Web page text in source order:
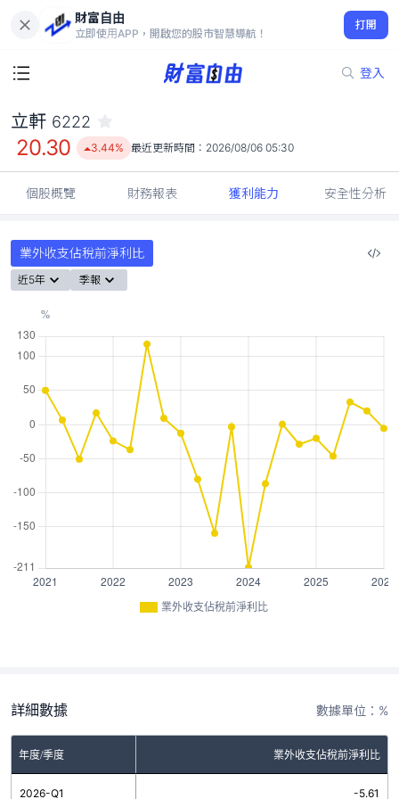
財富自由
立即使用APP，開啟您的股市智慧導航！
打開
登入
20.30
3.44%
立軒 6222
20.30 3.44% 最近更新時間： 2026/08/06 05:30
個股概覽 財務報表 獲利能力 安全性分析
業外收支佔稅前淨利比
近5年 季報
業外收支佔稅前淨利比
詳細數據 數據單位：%
年度/季度 業外收支佔稅前淨利比
2026-Q1 -5.61